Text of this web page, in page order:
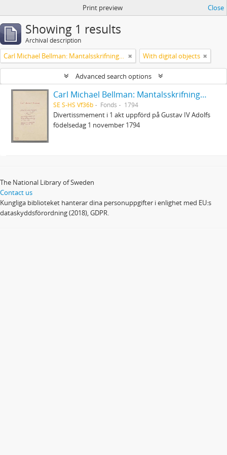
Print preview Close
Showing 1 results
Archival description
Carl Michael Bellman: Mantalsskrifningen With digital objects
Advanced search options
Carl Michael Bellman: Mantalsskrifningen
SE S-HS Vf36b Fonds 1794
Divertissmement i 1 akt uppförd på Gustav IV Adolfs
födelsedag 1 november 1794
The National Library of Sweden
Contact us
Kungliga biblioteket hanterar dina personuppgifter i enlighet med EU:s
dataskyddsförordning (2018), GDPR.